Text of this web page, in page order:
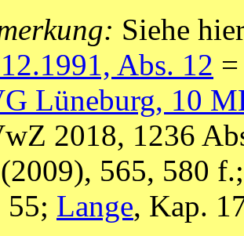
Siehe
Abs. 12
Lüneburg, 10
2018, 1236
565, 580
55; Lange, Kap.